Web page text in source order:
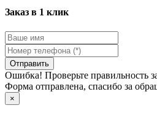
Заказ в 1 клик
Отправить
Ошибка! Проверьте правильность
Форма отправлена, спасибо за
×